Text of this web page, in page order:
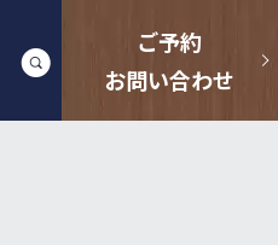
ご予約
お問い合わせ